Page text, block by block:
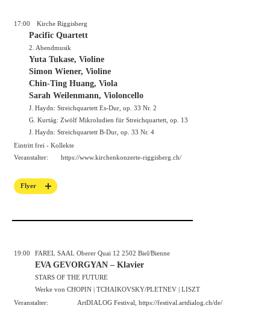
17:00 Kirche Riggisberg
Pacific Quartett
2. Abendmusik
Yuta Tukase, Violine
Simon Wiener, Violine
Chin-Ting Huang, Viola
Sarah Weilenmann, Violoncello
J. Haydn: Streichquartett Es-Dur, op. 33 Nr. 2
G. Kurtág: Zwölf Mikroludien für Streichquartett, op. 13
J. Haydn: Streichquartett B-Dur, op. 33 Nr. 4
Eintritt frei - Kollekte
Veranstalter:
https://www.kirchenkonzerte-riggisberg.ch/
Flyer
19:00 FAREL SAAL Oberer Quai 12 2502 Biel/Bienne
EVA GEVORGYAN – Klavier
STARS OF THE FUTURE
Werke von CHOPIN | TCHAIKOVSKY/PLETNEV | LISZT
Veranstalter:
ArtDIALOG Festival, https://festival.artdialog.ch/de/